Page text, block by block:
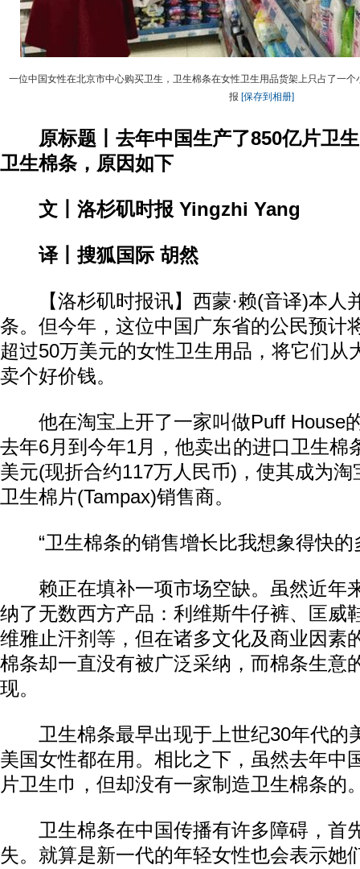
一位中国女性在北京市中心购买卫生，卫生棉条在女性卫生用品货架上只占了一个
报 [保存到相册]
原标题丨去年中国生产了850亿片卫
卫生棉条，原因如下
文丨洛杉矶时报 Yingzhi Yang
译丨搜狐国际 胡然
【洛杉矶时报讯】西蒙·赖(音译)本人
条。但今年，这位中国广东省的公民预计
超过50万美元的女性卫生用品，将它们从
卖个好价钱。
他在淘宝上开了一家叫做Puff House
去年6月到今年1月，他卖出的进口卫生棉
美元(现折合约117万人民币)，使其成为
卫生棉片(Tampax)销售商。
“卫生棉条的销售增长比我想象得快的
赖正在填补一项市场空缺。虽然近年
纳了无数西方产品：利维斯牛仔裤、匡威
维雅止汗剂等，但在诸多文化及商业因素
棉条却一直没有被广泛采纳，而棉条生意
现。
卫生棉条最早出现于上世纪30年代的
美国女性都在用。相比之下，虽然去年中
片卫生巾，但却没有一家制造卫生棉条的
卫生棉条在中国传播有许多障碍，首
失。就算是新一代的年轻女性也会表示她